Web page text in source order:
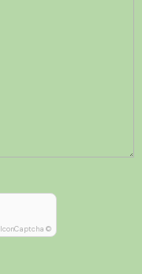
IconCaptcha ©